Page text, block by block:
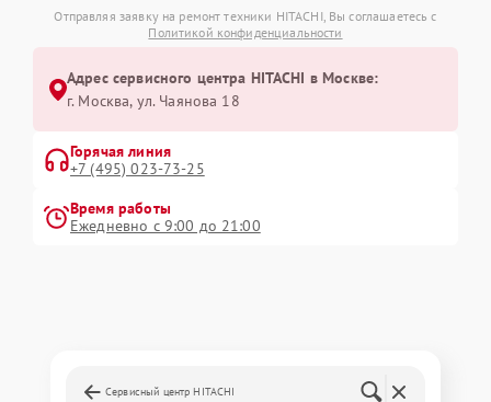
Отправляя заявку на ремонт техники HITACHI, Вы соглашаетесь с
Политикой конфиденциальности
Адрес сервисного центра HITACHI в Москве:
г. Москва, ул. Чаянова 18
Горячая линия
+7 (495) 023-73-25
Время работы
Ежедневно с 9:00 до 21:00
Сервисный центр HITACHI